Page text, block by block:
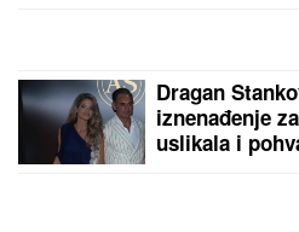
Venčali se
Stotine ljudi se
CRKVE da